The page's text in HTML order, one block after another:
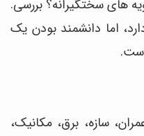
های سختگیرانه؟ بررسی.
اما دانشمند بودن یک
سازه، برق، مکانیک،